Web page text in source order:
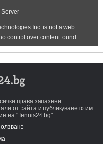
права запазени.
от сайта и публикуването им
на "Tennis24.bg"